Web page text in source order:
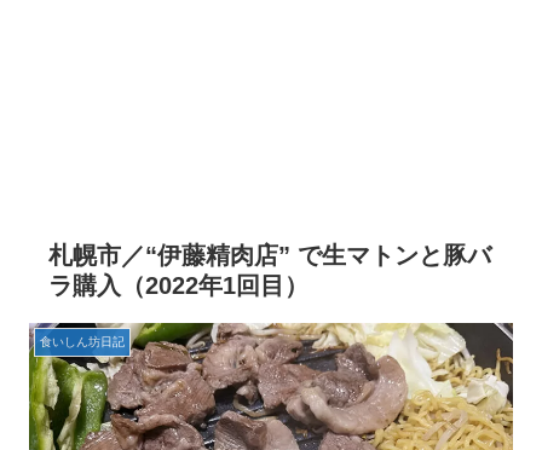
札幌市／“伊藤精肉店” で生マトンと豚バ
ラ購入（2022年1回目）
食いしん坊日記